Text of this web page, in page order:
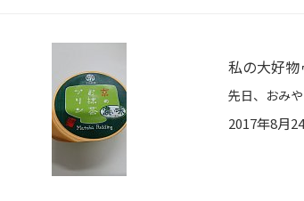
私の大好
2017年8月